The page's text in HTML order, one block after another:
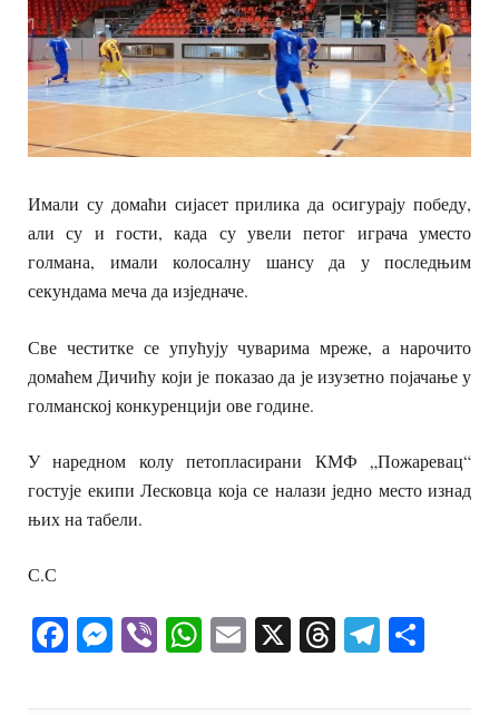
Имали су домаћи сијасет прилика да осигурају победу,
али су и гости, када су увели петог играча уместо
голмана, имали колосалну шансу да у последњим
секундама меча да изједначе.
Све честитке се упућују чуварима мреже, а нарочито
домаћем Дичићу који је показао да је изузетно појачање у
голманској конкуренцији ове године.
У наредном колу петопласирани КМФ „Пожаревац“
гостује екипи Лесковца која се налази једно место изнад
њих на табели.
С.С
Facebook
Messenger
ViberWhatsApp
Email
X Threads